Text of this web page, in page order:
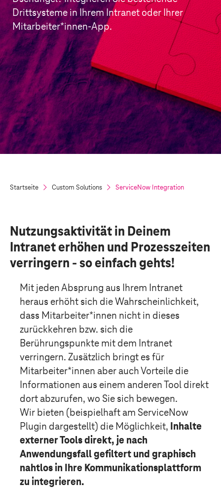
Drittsysteme in Ihrem Intranet oder Ihrer
Mitarbeiter*innen-App.
Startseite Custom Solutions ServiceNow Integration
Nutzungsaktivität in Deinem
Intranet erhöhen und Prozesszeiten
verringern - so einfach gehts!
Mit jeden Absprung aus Ihrem Intranet
heraus erhöht sich die Wahrscheinlichkeit,
dass Mitarbeiter*innen nicht in dieses
zurückkehren bzw. sich die
Berührungspunkte mit dem Intranet
verringern. Zusätzlich bringt es für
Mitarbeiter*innen aber auch Vorteile die
Informationen aus einem anderen Tool direkt
dort abzurufen, wo Sie sich bewegen.
Wir bieten (beispielhaft am ServiceNow
Plugin dargestellt) die Möglichkeit, Inhalte
externer Tools direkt, je nach
Anwendungsfall gefiltert und graphisch
nahtlos in Ihre Kommunikationsplattform
zu integrieren.